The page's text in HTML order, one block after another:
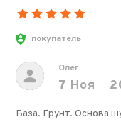
покупатель
Олег
7 Ноя
База. Ґрунт. Основа